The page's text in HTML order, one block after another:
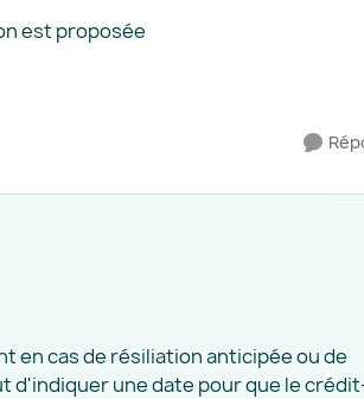
est proposée
en cas de résiliation anticipée ou de
d'indiquer une date pour que le